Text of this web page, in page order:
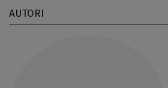
AUTORI